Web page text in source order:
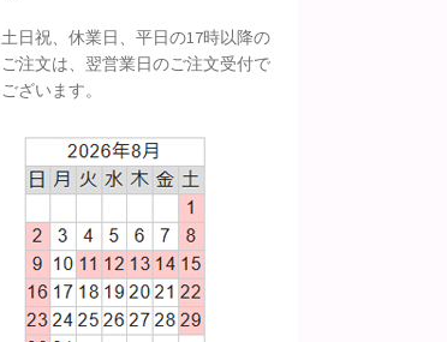
土日祝、休業日、平日の17時以降の
ご注文は、翌営業日のご注文受付で
ございます。